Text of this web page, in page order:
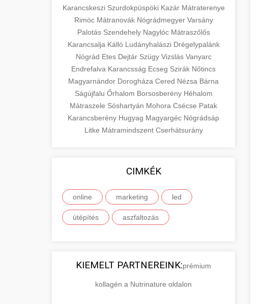
Karancskeszi Szurdokpüspöki Kazár Mátraterenye
Rimóc Mátranovák Nógrádmegyer Varsány
Palotás Szendehely Nagylóc Mátraszőlős
Karancsalja Kálló Ludányhalászi Drégelypalánk
Nógrád Etes Dejtár Szügy Vizslás Vanyarc
Endrefalva Karancsság Ecseg Szirák Nőtincs
Magyarnándor Dorogháza Cered Nézsa Bárna
Ságújfalu Őrhalom Borsosberény Héhalom
Mátraszele Sóshartyán Mohora Csécse Patak
Karancsberény Hugyag Magyargéc Nógrádsáp
Litke Mátramindszent Cserhátsurány
CIMKÉK
online marketing led
útépítés aszfaltozás
KIEMELT PARTNEREINK:prémium
kollagén a Nutrinature oldalon